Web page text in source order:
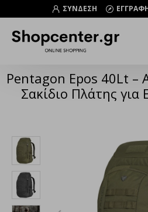
ΣΥΝΔΕΣΗ
Pentagon Epos 40Lt –
Σακίδιο Πλάτης για